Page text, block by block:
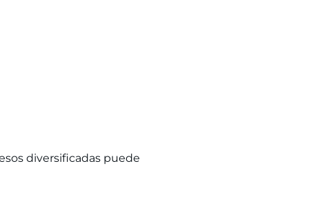
diversificadas puede